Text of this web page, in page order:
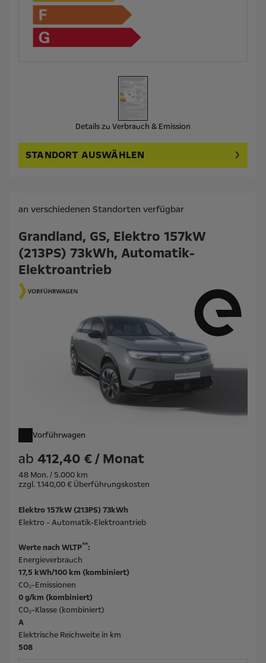
Details zu Verbrauch & Emission
STANDORT AUSWÄHLEN
Grandland, GS, Elektro 157kW
(213PS) 73kWh, Automatik-
Elektroantrieb
Vorführwagen
ab 412,40 € / Monat
48 Mon. / 5.000 km
zzgl. 1.140,00 € Überführungskosten
an verschiedenen Standorten verfügbar
Elektro 157kW (213PS) 73kWh
Elektro - Automatik-Elektroantrieb
Werte nach WLTP**:
Energieverbrauch
17,5 kWh/100 km (kombiniert)
CO₂-Emissionen
0 g/km (kombiniert)
CO₂-Klasse (kombiniert)
A
Elektrische Reichweite in km
508